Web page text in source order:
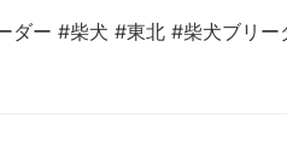
ダー #柴犬 #東北 #柴犬ブリ